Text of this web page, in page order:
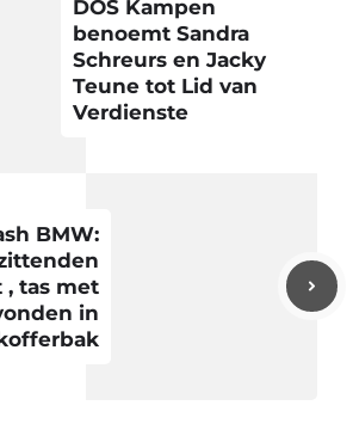
DOS Kampen
benoemt Sandra
Schreurs en Jacky
Teune tot Lid van
Verdienste
BMW:
tas met
in